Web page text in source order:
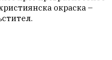
окраска –